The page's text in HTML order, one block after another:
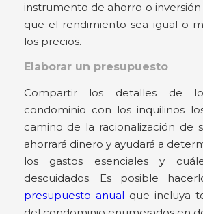
instrumento de ahorro o
que el rendimiento sea igual o
los precios.
Elaborar un presupuesto
Compartir los detalles de
condominio con los inquilinos
camino de la racionalización de
ahorrará dinero y ayudará a
los gastos esenciales y
descuidados. Es posible
presupuesto anual que incluya